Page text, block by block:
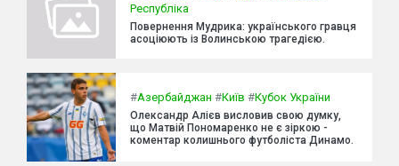
Республіка
Повернення Мудрика: українського гравця
асоціюють із Волинською трагедією.
#Азербайджан #Київ #Кубок України
Олександр Алієв висловив свою думку,
що Матвій Пономаренко не є зіркою -
коментар колишнього футболіста Динамо.